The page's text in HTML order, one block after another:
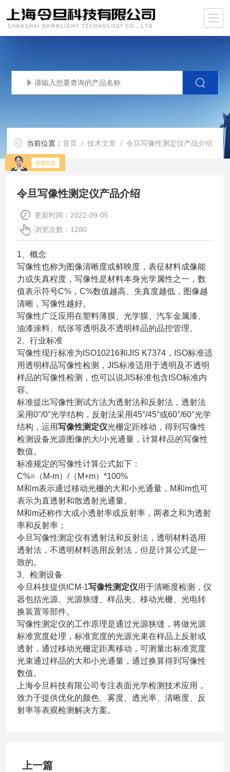
当前位置：首页 /技术文章 / 令旦写像性测定仪产品介绍
令旦写像性测定仪产品介绍
更新时间：2022-09-05
浏览次数：1280
1、概念
写像性也称为图像清晰度或鲜映度，表征材料成像能
力或失真程度，写像性是材料本身光学属性之一，数
值表示符号C%，C%数值越高、失真度越低，图像越
清晰，写像性越好。
写像性广泛应用在塑料薄膜、光学膜、汽车金属漆、
油漆涂料、纸张等透明及不透明样品的品控管理。
2、行业标准
写像性现行标准为ISO10216和JIS K7374，ISO标准适
用透明样品写像性检测，JIS标准适用于透明及不透明
样品的写像性检测，也可以说JIS标准包含ISO标准内
容。
标准提出写像性测试方法为透射法和反射法，透射法
采用0°/0°光学结构，反射法采用45°/45°或60°/60°光学
结构，运用写像性测定仪光栅定距移动，得到写像性
检测设备光源图像的大/小光通量，计算样品的写像性
数值。
标准规定的写像性计算公式如下：
C%=（M-m）/（M+m）*100%
M和m表示通过移动光栅的大和小光通量，M和m也可
表示为直透射和散透射光通量。
M和m还称作大或小透射率或反射率，两者之和为透射
率和反射率；
令旦写像性测定仪有透射法和反射法，透明材料选用
透射法，不透明材料选用反射法，但是计算公式是一
致的。
3、检测设备
令旦科技提供ICM-1写像性测定仪用于清晰度检测，仪
器包括光源、光源狭缝、样品夹、移动光栅、光电转
换装置等部件。
写像性测定仪的工作原理是通过光源狭缝，将做光源
标准宽度处理，标准宽度的光源光束在样品上反射或
透射，通过移动光栅定距离移动，可测量出标准宽度
光束通过样品的大和小光通量，通过换算得到写像性
数值。
上海令旦科技有限公司专注表面光学检测技术应用，
致力于提供优化的颜色、雾度、透光率、清晰度、反
射率等表观检测解决方案。
上一篇